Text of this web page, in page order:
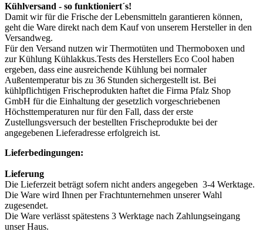
Kühlversand - so funktioniert´s!
Damit wir für die Frische der Lebensmitteln garantieren können,
geht die Ware direkt nach dem Kauf von unserem Hersteller in den
Versandweg.
Für den Versand nutzen wir Thermotüten und Thermoboxen und
zur Kühlung Kühlakkus.Tests des Herstellers Eco Cool haben
ergeben, dass eine ausreichende Kühlung bei normaler
Außentemperatur bis zu 36 Stunden sichergestellt ist. Bei
kühlpflichtigen Frischeprodukten haftet die Firma Pfalz Shop
GmbH für die Einhaltung der gesetzlich vorgeschriebenen
Höchsttemperaturen nur für den Fall, dass der erste
Zustellungsversuch der bestellten Frischeprodukte bei der
angegebenen Lieferadresse erfolgreich ist.
Lieferbedingungen:
Lieferung
Die Lieferzeit beträgt sofern nicht anders angegeben 3-4 Werktage.
Die Ware wird Ihnen per Frachtunternehmen unserer Wahl
zugesendet.
Die Ware verlässt spätestens 3 Werktage nach Zahlungseingang
unser Haus.